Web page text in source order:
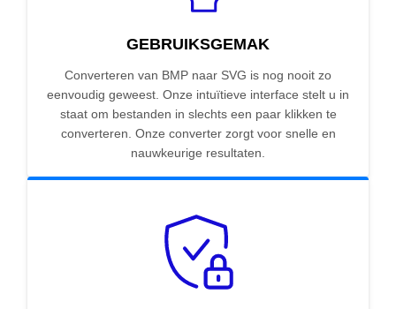
GEBRUIKSGEMAK
Converteren van BMP naar SVG is nog nooit zo
eenvoudig geweest. Onze intuïtieve interface stelt u in
staat om bestanden in slechts een paar klikken te
converteren. Onze converter zorgt voor snelle en
nauwkeurige resultaten.